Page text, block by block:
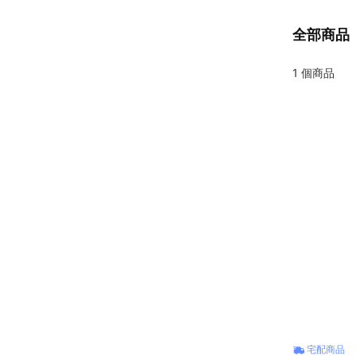
全部商品
1 個商品
宅配商品